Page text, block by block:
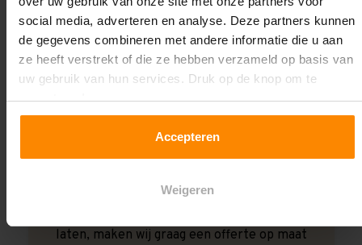
social media, adverteren en analyse. Deze partners kunnen
de gegevens combineren met andere informatie die u aan
ze heeft verstrekt of die ze hebben verzameld op basis van
uw gebruik van hun services. Druk op de knop om te
accepteren!
Accepteren
Weigeren
laten, maken wij graag een offerte op maat